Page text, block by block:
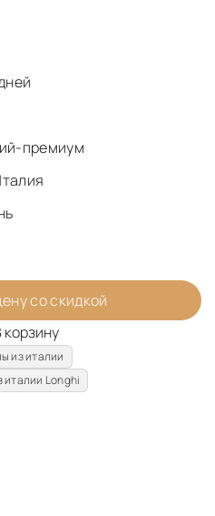
премиум
со скидкой
корзину
из италии
Longhi